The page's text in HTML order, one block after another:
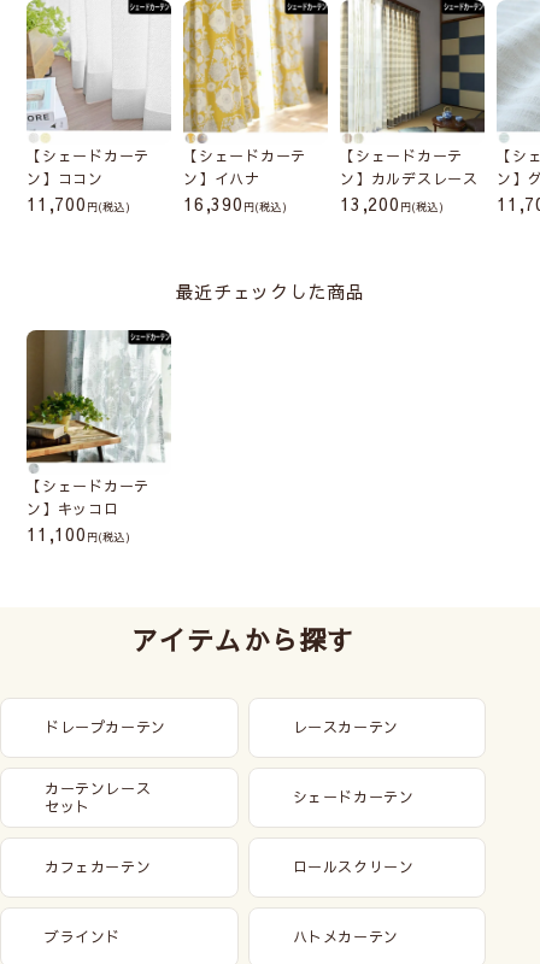
せん。
カーテンレール付け
専用の金具でカーテンレー
ルに取付けます。製品幅は
レールの幅から左右2cmず
お選びください。
シェードの取付け方法
メカ本体は分解したり、生地からコードを
外さないでください。(壊れたりシェードが綺麗
にあがらなくなる恐れがあります)
【シェードカーテ
ン】ココン
11,700 (税込)
【シェードカーテ
ン】イハナ
16,390 (税込)
【シェードカーテ
ン】カルデスレース
13,200 (税込)
【シ
ン】
最近チェックした商品
【シェードカーテ
ン】キッコロ
11,100 (税込)
アイテムから探す
ドレープカーテン レースカーテン
カーテンレース
セット
シェードカーテン
カフェカーテン ロールスクリーン
ブラインド ハトメカーテン